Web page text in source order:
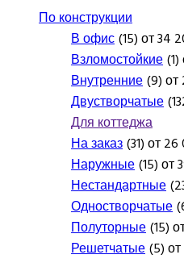
По конструкции
В офис(15) от 34
Взломостойкие
Внутренние(9) от
Двустворчатые
Для коттеджа
На заказ(31) от
Наружные(15) от
Нестандартные
Одностворчатые
Полуторные(15)
Решетчатые(5)